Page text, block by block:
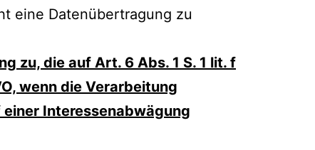
eine Datenübertragung zu
zu, die auf Art. 6 Abs. 1 S. 1 lit. f
wenn die Verarbeitung
Interessenabwägung